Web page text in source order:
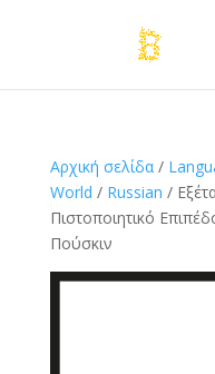
Αρχική σελίδα/
World / Russian /
Πιστοποιητικό
Πούσκιν